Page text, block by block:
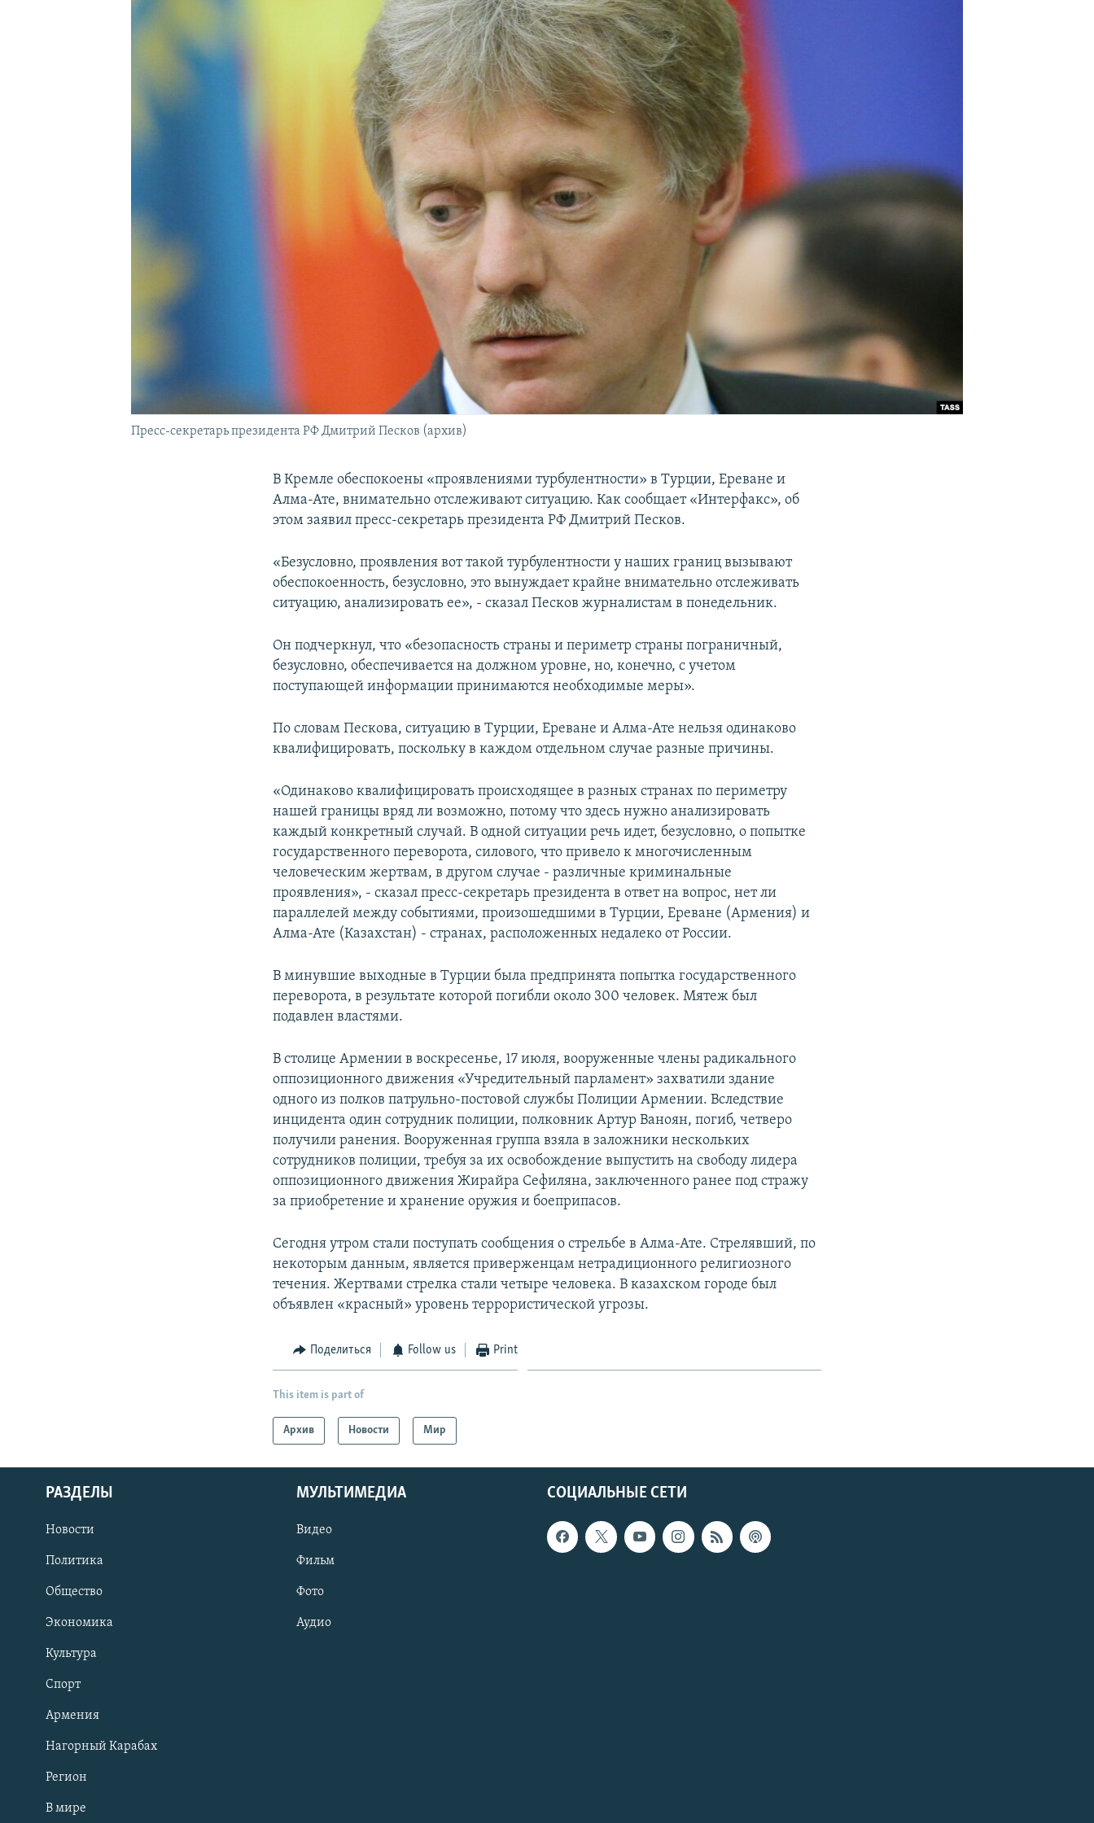
Пресс-секретарь президента РФ Дмитрий Песков (архив)
В Кремле обеспокоены «проявлениями турбулентности» в Турции, Ереване и
Алма-Ате, внимательно отслеживают ситуацию. Как сообщает «Интерфакс», об
этом заявил пресс-секретарь президента РФ Дмитрий Песков.
«Безусловно, проявления вот такой турбулентности у наших границ вызывают
обеспокоенность, безусловно, это вынуждает крайне внимательно отслеживать
ситуацию, анализировать ее», - сказал Песков журналистам в понедельник.
Он подчеркнул, что «безопасность страны и периметр страны пограничный,
безусловно, обеспечивается на должном уровне, но, конечно, с учетом
поступающей информации принимаются необходимые меры».
По словам Пескова, ситуацию в Турции, Ереване и Алма-Ате нельзя одинаково
квалифицировать, поскольку в каждом отдельном случае разные причины.
«Одинаково квалифицировать происходящее в разных странах по периметру
нашей границы вряд ли возможно, потому что здесь нужно анализировать
каждый конкретный случай. В одной ситуации речь идет, безусловно, о попытке
государственного переворота, силового, что привело к многочисленным
человеческим жертвам, в другом случае - различные криминальные
проявления», - сказал пресс-секретарь президента в ответ на вопрос, нет ли
параллелей между событиями, произошедшими в Турции, Ереване (Армения) и
Алма-Ате (Казахстан) - странах, расположенных недалеко от России.
В минувшие выходные в Турции была предпринята попытка государственного
переворота, в результате которой погибли около 300 человек. Мятеж был
подавлен властями.
В столице Армении в воскресенье, 17 июля, вооруженные члены радикального
оппозиционного движения «Учредительный парламент» захватили здание
одного из полков патрульно-постовой службы Полиции Армении. Вследствие
инцидента один сотрудник полиции, полковник Артур Ваноян, погиб, четверо
получили ранения. Вооруженная группа взяла в заложники нескольких
сотрудников полиции, требуя за их освобождение выпустить на свободу лидера
оппозиционного движения Жирайра Сефиляна, заключенного ранее под стражу
за приобретение и хранение оружия и боеприпасов.
Сегодня утром стали поступать сообщения о стрельбе в Алма-Ате. Стрелявший, по
некоторым данным, является приверженцам нетрадиционного религиозного
течения. Жертвами стрелка стали четыре человека. В казахском городе был
объявлен «красный» уровень террористической угрозы.
Поделиться Follow us Print
This item is part of
Архив Новости Мир
СОЦИАЛЬНЫЕ СЕТИ
РАЗДЕЛЫ
Новости
Политика
Общество
Экономика
Культура
Спорт
Армения
Нагорный Карабах
Регион
В мире
МУЛЬТИМЕДИА
Видео
Фильм
Фото
Аудио